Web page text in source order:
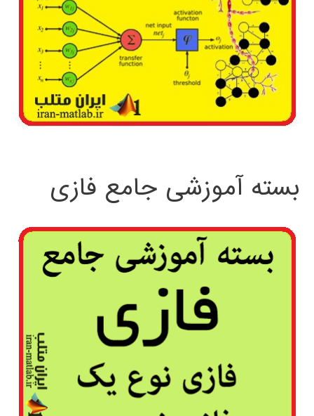
بسته آموزشی جامع فازی